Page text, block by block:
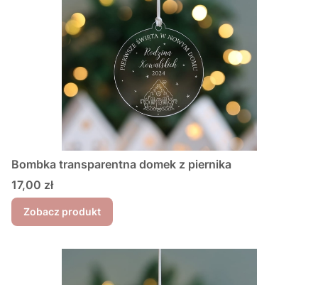
Bombka transparentna domek z piernika
Cena
17,00 zł
Zobacz produkt